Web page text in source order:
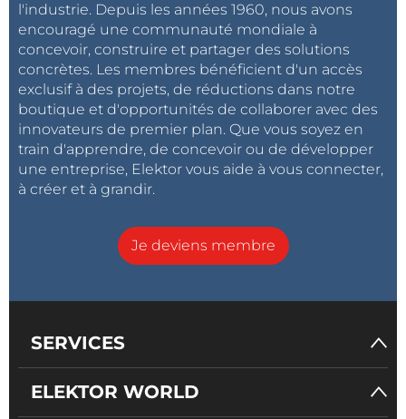
l'industrie. Depuis les années 1960, nous avons
encouragé une communauté mondiale à
concevoir, construire et partager des solutions
concrètes. Les membres bénéficient d'un accès
exclusif à des projets, de réductions dans notre
boutique et d'opportunités de collaborer avec des
innovateurs de premier plan. Que vous soyez en
train d'apprendre, de concevoir ou de développer
une entreprise, Elektor vous aide à vous connecter,
à créer et à grandir.
Je deviens membre
SERVICES
ELEKTOR WORLD